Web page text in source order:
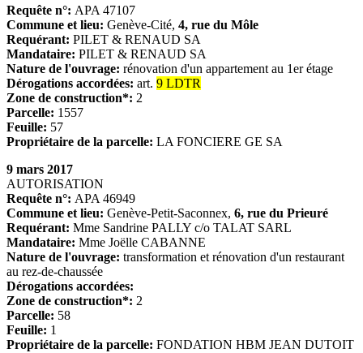
Requête n°: APA 47107
Commune et lieu: Genève-Cité, 4, rue du Môle
Requérant: PILET & RENAUD SA
Mandataire: PILET & RENAUD SA
Nature de l'ouvrage: rénovation d'un appartement au 1er étage
Dérogations accordées: art. 9 LDTR
Zone de construction*: 2
Parcelle: 1557
Feuille: 57
Propriétaire de la parcelle: LA FONCIERE GE SA
9 mars 2017
AUTORISATION
Requête n°: APA 46949
Commune et lieu: Genève-Petit-Saconnex, 6, rue du Prieuré
Requérant: Mme Sandrine PALLY c/o TALAT SARL
Mandataire: Mme Joëlle CABANNE
Nature de l'ouvrage: transformation et rénovation d'un restaurant
au rez-de-chaussée
Dérogations accordées:
Zone de construction*: 2
Parcelle: 58
Feuille: 1
Propriétaire de la parcelle: FONDATION HBM JEAN DUTOIT